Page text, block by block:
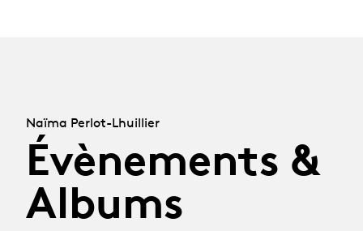
Naïma Perlot-Lhuillier
Évènements &
Albums